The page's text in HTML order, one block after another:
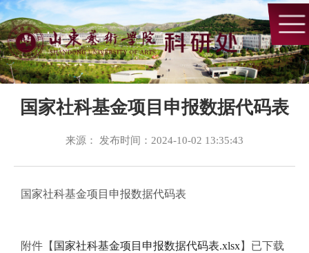
国家社科基金项目申报数据代码表
来源： 发布时间：2024-10-02 13:35:43
国家社科基金项目申报数据代码表
附件【 国家社科基金项目申报数据代码表.xlsx】已下载